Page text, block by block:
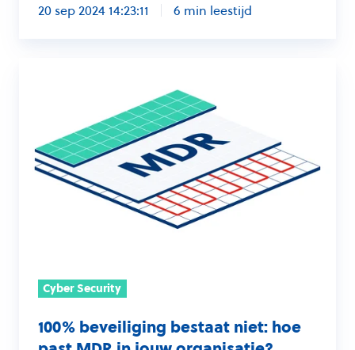
20 sep 2024 14:23:11 6 min leestijd
hoe
past
Cyber Security
100% beveiliging bestaat niet: hoe